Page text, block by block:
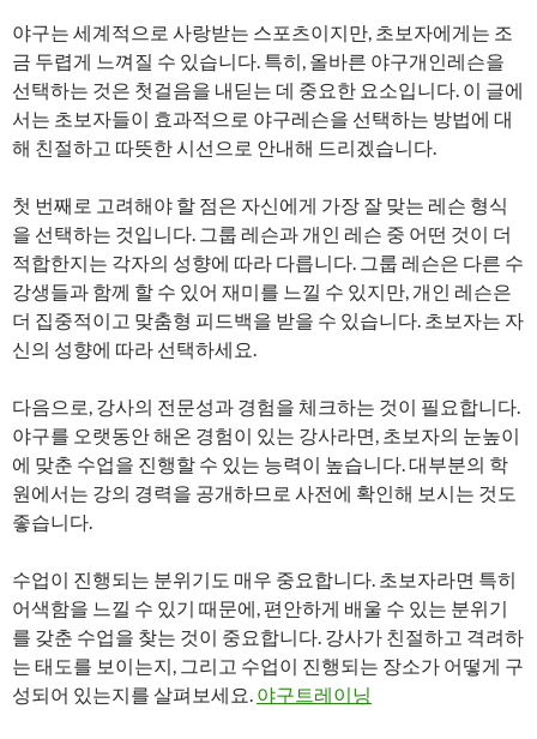
야구는 세계적으로 사랑받는 스포츠이지만, 초보자에게는 조
금 두렵게 느껴질 수 있습니다. 특히, 올바른 야구개인레슨을
선택하는 것은 첫걸음을 내딛는 데 중요한 요소입니다. 이 글에
서는 초보자들이 효과적으로 야구레슨을 선택하는 방법에 대
해 친절하고 따뜻한 시선으로 안내해 드리겠습니다.
첫 번째로 고려해야 할 점은 자신에게 가장 잘 맞는 레슨 형식
을 선택하는 것입니다. 그룹 레슨과 개인 레슨 중 어떤 것이 더
적합한지는 각자의 성향에 따라 다릅니다. 그룹 레슨은 다른 수
강생들과 함께 할 수 있어 재미를 느낄 수 있지만, 개인 레슨은
더 집중적이고 맞춤형 피드백을 받을 수 있습니다. 초보자는 자
신의 성향에 따라 선택하세요.
다음으로, 강사의 전문성과 경험을 체크하는 것이 필요합니다.
야구를 오랫동안 해온 경험이 있는 강사라면, 초보자의 눈높이
에 맞춘 수업을 진행할 수 있는 능력이 높습니다. 대부분의 학
원에서는 강의 경력을 공개하므로 사전에 확인해 보시는 것도
좋습니다.
수업이 진행되는 분위기도 매우 중요합니다. 초보자라면 특히
어색함을 느낄 수 있기 때문에, 편안하게 배울 수 있는 분위기
를 갖춘 수업을 찾는 것이 중요합니다. 강사가 친절하고 격려하
는 태도를 보이는지, 그리고 수업이 진행되는 장소가 어떻게 구
성되어 있는지를 살펴보세요. 야구트레이닝